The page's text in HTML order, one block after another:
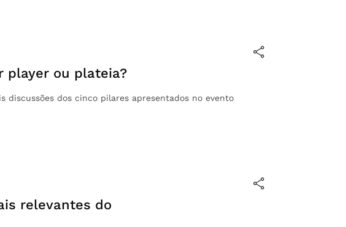
player ou plateia?
discussões dos cinco pilares apresentados no evento
relevantes do